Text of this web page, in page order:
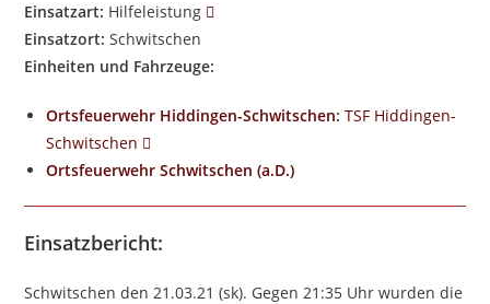
Einsatzart: Hilfeleistung
Einsatzort: Schwitschen
Einheiten und Fahrzeuge:
Ortsfeuerwehr Hiddingen-Schwitschen: TSF Hiddingen-
Schwitschen
Ortsfeuerwehr Schwitschen (a.D.)
Einsatzbericht:
Schwitschen den 21.03.21 (sk). Gegen 21:35 Uhr wurden die